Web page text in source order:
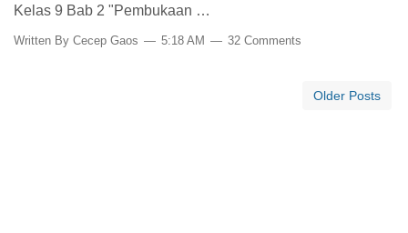
Kelas 9 Bab 2 "Pembukaan …
Written By Cecep Gaos 5:18 AM 32 Comments
Older Posts